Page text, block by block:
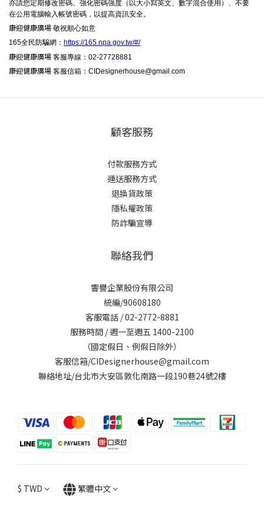
亦請您定期修改密碼、強化密碼強度（以大小寫英文、數字混合使用）、不要
在公用電腦輸入帳號密碼，以提高資訊安全。
康迎健康廣場 敬祝順心如意
165全民防騙網： https://165.npa.gov.tw/#/
康迎健康廣場 客服專線：02-27728881
康迎健康廣場 客服信箱：CIDesignerhouse@gmail.com
顧客服務
付款服務方式
運送服務方式
退換貨政策
隱私權政策
防詐騙宣導
聯絡我們
響譽企業股份有限公司
統編/90608180
客服電話 / 02-2772-8881
服務時間 / 週一至週五 1400-2100
（國定假日、例假日除外）
客服信箱/CIDesignerhouse@gmail.com
聯絡地址/台北市大安區敦化南路一段190巷24號2樓
$ TWD 繁體中文